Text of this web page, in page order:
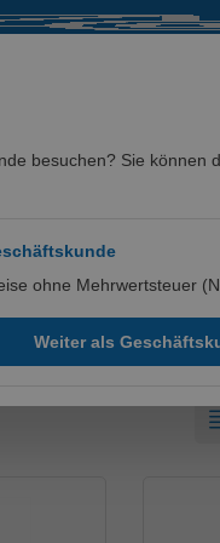
besuchen? Sie können
ohne Mehrwertsteuer
Weiter als